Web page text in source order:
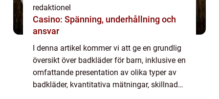
redaktionel
Casino: Spänning, underhållning och
ansvar
I denna artikel kommer vi att ge en grundlig
översikt över badkläder för barn, inklusive en
omfattande presentation av olika typer av
badkläder, kvantitativa mätningar, skillnader